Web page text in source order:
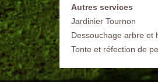
Autres services
Jardinier Tournon
Dessouchage arbre et
Tonte et réfection de